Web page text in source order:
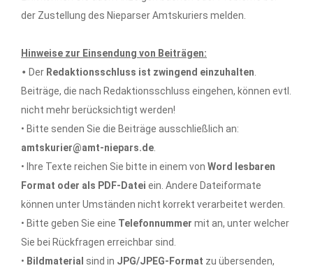
der Zustellung des Nieparser Amtskuriers melden.
Hinweise zur Einsendung von Beiträgen:
• Der Redaktionsschluss ist zwingend einzuhalten
Beiträge, die nach Redaktionsschluss eingehen, können evtl.
nicht mehr berücksichtigt werden!
• Bitte senden Sie die Beiträge ausschließlich an:
amtskurier@amt-niepars.de
• Ihre Texte reichen Sie bitte in einem von Word lesbaren
Format oder als PDF-Datei ein. Andere Dateiformate
können unter Umständen nicht korrekt verarbeitet werden.
• Bitte geben Sie eine Telefonnummer mit an, unter welcher
Sie bei Rückfragen erreichbar sind.
• Bildmaterial sind in JPG/JPEG-Format zu übersenden,